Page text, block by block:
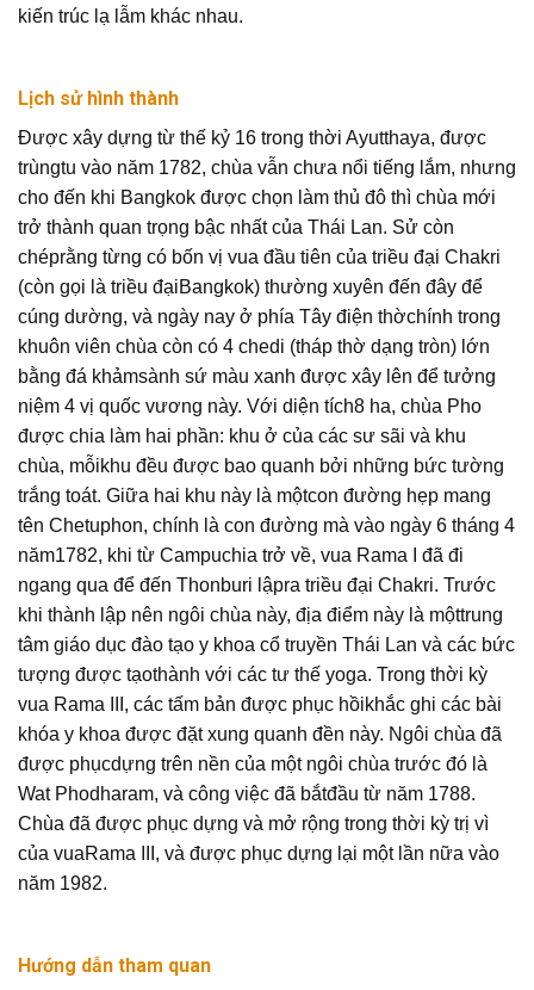
kiến trúc lạ lẫm khác nhau.
Lịch sử hình thành
Được xây dựng từ thế kỷ 16 trong thời Ayutthaya, được
trùngtu vào năm 1782, chùa vẫn chưa nổi tiếng lắm, nhưng
cho đến khi Bangkok được chọn làm thủ đô thì chùa mới
trở thành quan trọng bậc nhất của Thái Lan. Sử còn
chéprằng từng có bốn vị vua đầu tiên của triều đại Chakri
(còn gọi là triều đạiBangkok) thường xuyên đến đây để
cúng dường, và ngày nay ở phía Tây điện thờchính trong
khuôn viên chùa còn có 4 chedi (tháp thờ dạng tròn) lớn
bằng đá khảmsành sứ màu xanh được xây lên để tưởng
niệm 4 vị quốc vương này. Với diện tích8 ha, chùa Pho
được chia làm hai phần: khu ở của các sư sãi và khu
chùa, mỗikhu đều được bao quanh bởi những bức tường
trắng toát. Giữa hai khu này là mộtcon đường hẹp mang
tên Chetuphon, chính là con đường mà vào ngày 6 tháng 4
năm1782, khi từ Campuchia trở về, vua Rama I đã đi
ngang qua để đến Thonburi lậpra triều đại Chakri. Trước
khi thành lập nên ngôi chùa này, địa điểm này là mộttrung
tâm giáo dục đào tạo y khoa cổ truyền Thái Lan và các bức
tượng được tạothành với các tư thế yoga. Trong thời kỳ
vua Rama III, các tấm bản được phục hồikhắc ghi các bài
khóa y khoa được đặt xung quanh đền này. Ngôi chùa đã
được phụcdựng trên nền của một ngôi chùa trước đó là
Wat Phodharam, và công việc đã bắtđầu từ năm 1788.
Chùa đã được phục dựng và mở rộng trong thời kỳ trị vì
của vuaRama III, và được phục dựng lại một lần nữa vào
năm 1982.
Hướng dẫn tham quan